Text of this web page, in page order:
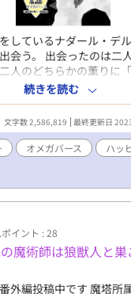
しているナダール・デ
会う。 出会ったのは二
人のどちらかの薫りに
も自分は「運命」では
命」ファルス・ランテ
」は巡っていく。 波乱
ーエンドなので、そこ
ース設定になりますの
な方はお気をつけくだ
月光に別名義で投稿さ
て発表した物になりま
ください。
続きを読む
文字数 2,586,819 最終更新日
オメガバース ハッ
イント : 28
の魔術師は狼獣人と
外編投稿中です 魔塔所